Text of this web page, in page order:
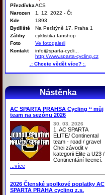
PřezdívkaACS
Narozen
1. 12. 2022 - Čt
Kde
1893
Bydliště
Na Perštýně 17, Praha 1
Záliby
cyklistika fanshop
Foto
Ve fotogalerii
Kontakt
info@sparta-cycli...
http://www.sparta-cycling.cz
.: Chcete vědět více? :.
Nástěnka
AC SPARTA PRAHSA Cycling ‘‘ můj
team na sezónu 2026
30. 03. 2026
1. AC SPARTA
ELITE/ Continental
team - road / gravel
Chci závodit v
kategorii Elite a U23 /
Continentání licencí.
...více
2026 Členské spolkové poplatky AC
SPARTA PRAHA cycling z.s.